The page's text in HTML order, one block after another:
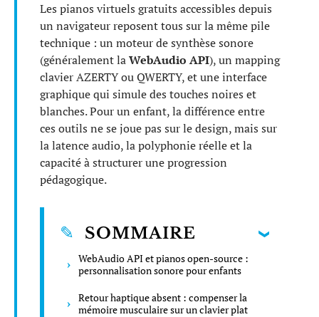
Les pianos virtuels gratuits accessibles depuis
un navigateur reposent tous sur la même pile
technique : un moteur de synthèse sonore
(généralement laWebAudio API), un mapping
clavier AZERTY ou QWERTY, et une interface
graphique qui simule des touches noires et
blanches. Pour un enfant, la différence entre
ces outils ne se joue pas sur le design, mais sur
la latence audio, la polyphonie réelle et la
capacité à structurer une progression
pédagogique.
SOMMAIRE
WebAudio API et pianos open-source :
personnalisation sonore pour enfants
Retour haptique absent : compenser la
mémoire musculaire sur un clavier plat